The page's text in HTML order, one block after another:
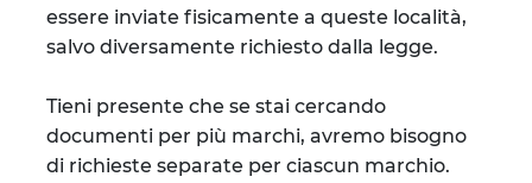
essere inviate fisicamente a queste località,
salvo diversamente richiesto dalla legge.
Tieni presente che se stai cercando
documenti per più marchi, avremo bisogno
di richieste separate per ciascun marchio.